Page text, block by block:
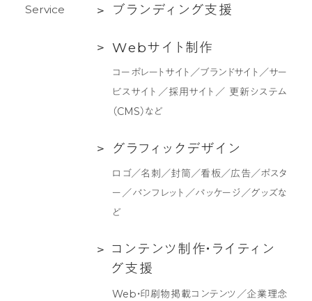
Service
ブ
ン
支
ブラ ン ディ ン グ支援
Web
作
Webサ イ ト 制 作
コーポレートサイト／ブランドサイト／サー
ビスサイト／採用サイト／ 更新システム
（CMS）など
グ
ク
グラフ ィ ッ ク デザイ ン
ロゴ／名刺／封筒／看板／広告／ポスタ
ー／パンフレット／パッケージ／グッズな
ど
コ コ ン テ ン ツ制 作・ ラ イ ティ ン
グ支援
Web・印刷物掲載コンテンツ／企業理念